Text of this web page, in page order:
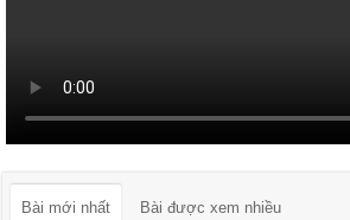
Bài mới nhất Bài được xem nhiều